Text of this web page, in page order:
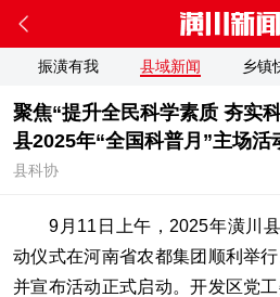
振潢有我 县域新闻 乡镇
聚焦“提升全民科学素质 夯实
县2025年“全国科普月”主场活
县科协
9月11日上午，2025年潢川县
动仪式在河南省农都集团顺利举
并宣布活动正式启动。开发区党